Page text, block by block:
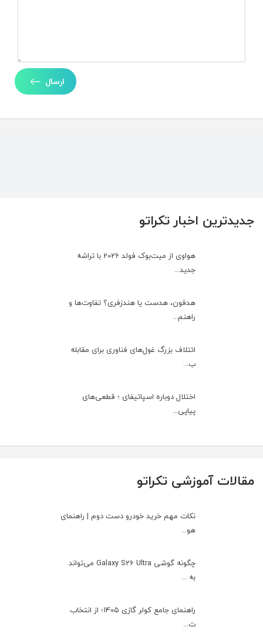
جدیدترین اخبار تکراتو
هواوی از میت‌بوک فولد 2026 با تراشه
جدید...
هدفون، هدست یا هندزفری؟ تفاوت‌ها و
راهنم...
ائتلاف بزرگ غول‌های فناوری برای مقابله
ب...
اختلال دوباره اسپاتیفای ؛ قطعی‌های
پیاپی...
ارسال
مقالات آموزشی تکراتو
نکات مهم خرید خودرو دست دوم | راهنمای
هو...
چگونه گوشی Galaxy S26 Ultra می‌تواند
به ...
راهنمای جامع کولر گازی ۱۴۰۵؛ از انتخاب
ت...